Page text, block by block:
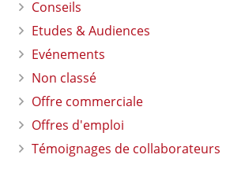
Conseils
Etudes & Audiences
Evénements
Non classé
Offre commerciale
Offres d'emploi
Témoignages de collaborateurs